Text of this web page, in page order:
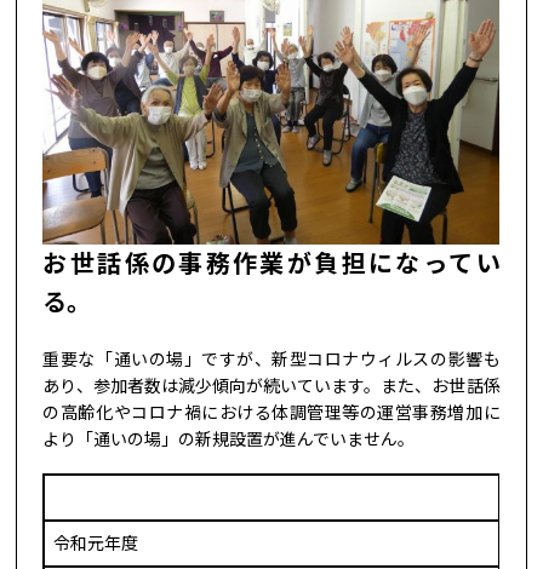
お世話係の事務作業が負担になってい
る。
重要な「通いの場」ですが、新型コロナウィルスの影響も
あり、参加者数は減少傾向が続いています。また、お世話係
の高齢化やコロナ禍における体調管理等の運営事務増加に
より「通いの場」の新規設置が進んでいません。
令和元年度